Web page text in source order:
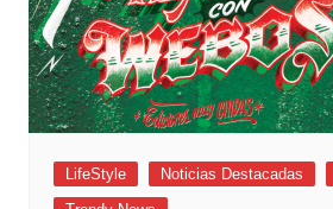
LifeStyle Noticias Destacadas